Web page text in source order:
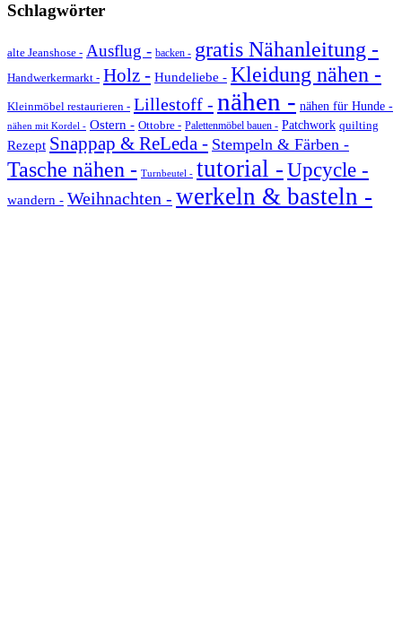
Schlagwörter
alte Jeanshose - Ausflug - backen - gratis Nähanleitung -
Handwerkermarkt - Holz - Hundeliebe - Kleidung nähen -
Kleinmöbel restaurieren - Lillestoff - nähen - nähen für Hunde -
nähen mit Kordel - Ostern - Ottobre - Palettenmöbel bauen - Patchwork quilting
Rezept Snappap & ReLeda - Stempeln & Färben -
Tasche nähen - Turnbeutel - tutorial -Upcycle -
wandern - Weihnachten - werkeln & basteln -